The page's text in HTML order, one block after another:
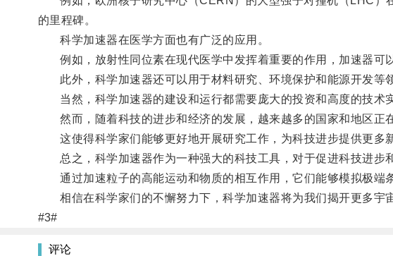
的里程碑。
科学加速器在医学方面也有广泛的应用。
例如，放射性同位素在现代医学中发挥着重要的作用，加速器可
此外，科学加速器还可以用于材料研究、环境保护和能源开发等
当然，科学加速器的建设和运行都需要庞大的投资和高度的技术实
然而，随着科技的进步和经济的发展，越来越多的国家和地区正
这使得科学家们能够更好地开展研究工作，为科技进步提供更多新
总之，科学加速器作为一种强大的科技工具，对于促进科技进步
通过加速粒子的高能运动和物质的相互作用，它们能够模拟极端
相信在科学家们的不懈努力下，科学加速器将为我们揭开更多宇
#3#
评论